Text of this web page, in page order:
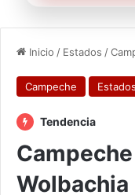
Inicio / Estados /
Campeche Estados
Tendencia